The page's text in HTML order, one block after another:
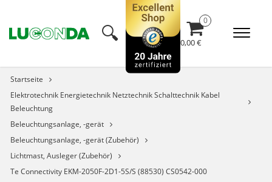
🔍︎ 0,00 €
Startseite
Elektrotechnik Energietechnik Netztechnik Schalttechnik Kabel
Beleuchtung
Beleuchtungsanlage, -gerät
Beleuchtungsanlage, -gerät (Zubehör)
Lichtmast, Ausleger (Zubehör)
Te Connectivity EKM-2050F-2D1-5S/S (88530) CS0542-000